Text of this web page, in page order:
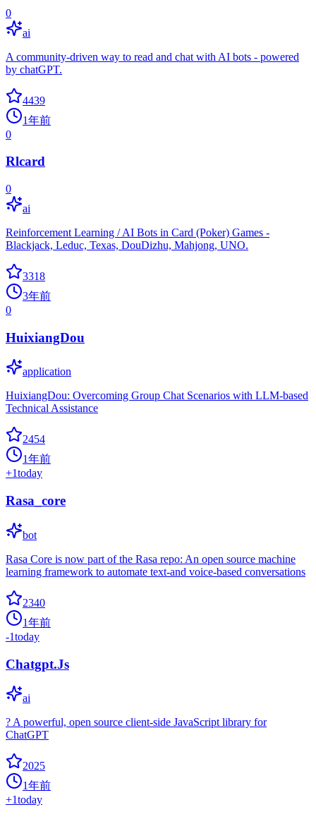
0
ai
A community-driven way to read and chat with AI bots - powered
by chatGPT.
4439
1年前
0
Rlcard
0
ai
Reinforcement Learning / AI Bots in Card (Poker) Games -
Blackjack, Leduc, Texas, DouDizhu, Mahjong, UNO.
3318
3年前
0
HuixiangDou
application
HuixiangDou: Overcoming Group Chat Scenarios with LLM-based
Technical Assistance
2454
1年前
+1today
Rasa_core
bot
Rasa Core is now part of the Rasa repo: An open source machine
learning framework to automate text-and voice-based conversations
2340
1年前
-1today
Chatgpt.Js
ai
? A powerful, open source client-side JavaScript library for
ChatGPT
2025
1年前
+1today